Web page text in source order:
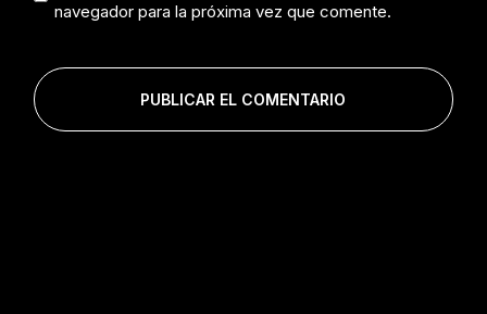
navegador para la próxima vez que comente.
PUBLICAR EL COMENTARIO